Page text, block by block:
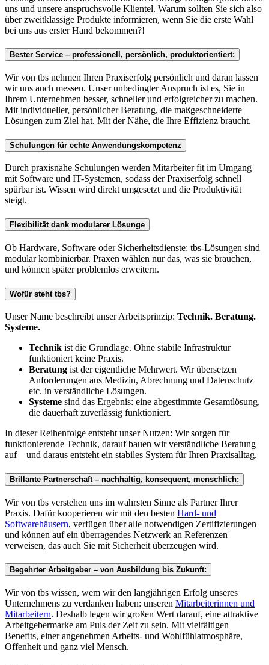
uns und unsere anspruchsvolle Klientel. Warum sollten Sie sich also
über zweitklassige Produkte informieren, wenn Sie die erste Wahl
bei uns aus erster Hand bekommen?!
Bester Service – professionell, persönlich, produktorientiert:
Wir von tbs nehmen Ihren Praxiserfolg persönlich und daran lassen
wir uns auch messen. Unser unbedingter Anspruch ist es, Sie in
Ihrem Unternehmen besser, schneller und erfolgreicher zu machen.
Mit individueller, persönlicher Beratung, die maßgeschneiderte
Lösungen zum Ziel hat. Mit der Nähe, die Ihre Effizienz braucht.
Schulungen für echte Anwendungskompetenz
Durch praxisnahe Schulungen werden Mitarbeiter fit im Umgang
mit Software und IT-Systemen, sodass der Praxiserfolg schnell
spürbar ist. Wissen wird direkt umgesetzt und die Produktivität
steigt.
Flexibilität dank modularer Lösunge
Ob Hardware, Software oder Sicherheitsdienste: tbs-Lösungen sind
modular kombinierbar. Praxen wählen nur das, was sie brauchen,
und können später problemlos erweitern.
Wofür steht tbs?
Unser Name beschreibt unser Arbeitsprinzip: Technik. Beratung.
Systeme.
Technik ist die Grundlage. Ohne stabile Infrastruktur
funktioniert keine Praxis.
Beratung ist der eigentliche Mehrwert. Wir übersetzen
Anforderungen aus Medizin, Abrechnung und Datenschutz
etc. in verständliche Lösungen.
Systeme sind das Ergebnis: eine abgestimmte Gesamtlösung,
die dauerhaft zuverlässig funktioniert.
In dieser Reihenfolge entsteht unser Nutzen: Wir sorgen für
funktionierende Technik, darauf bauen wir verständliche Beratung
auf – und daraus entsteht ein stabiles System für Ihren Praxisalltag.
Brillante Partnerschaft – nachhaltig, konsequent, menschlich:
Wir von tbs verstehen uns im wahrsten Sinne als Partner Ihrer
Praxis. Dafür kooperieren wir mit den besten Hard- und
Softwarehäusern, verfügen über alle notwendigen Zertifizierungen
und können auf ein überragendes Netzwerk an Referenzen
verweisen, das auch Sie mit Sicherheit überzeugen wird.
Begehrter Arbeitgeber – von Ausbildung bis Zukunft:
Wir von tbs wissen, wem wir den langjährigen Erfolg unseres
Unternehmens zu verdanken haben: unseren Mitarbeiterinnen und
Mitarbeitern. Deshalb legen wir großen Wert darauf, eine attraktive
Arbeitgebermarke am Puls der Zeit zu sein. Mit vielfältigen
Benefits, einer angenehmen Arbeits- und Wohlfühlatmosphäre,
Offenheit und ganz viel Mensch.